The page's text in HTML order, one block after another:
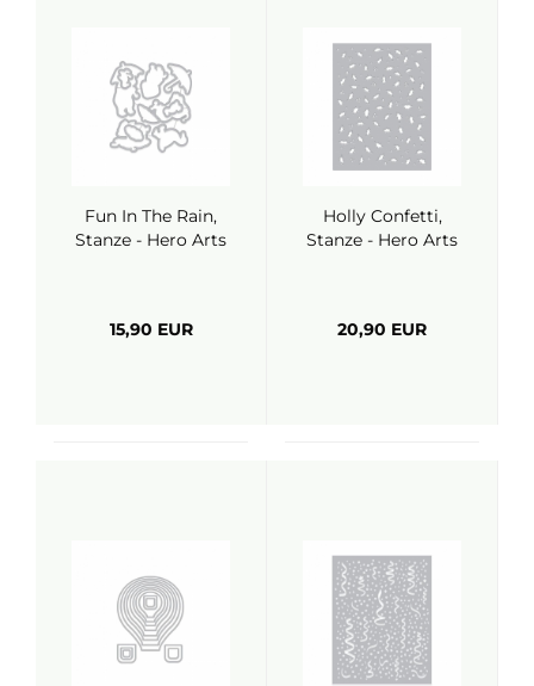
Fun In The Rain,
Stanze - Hero Arts
15,90 EUR
Holly Confetti,
Stanze - Hero Arts
20,90 EUR